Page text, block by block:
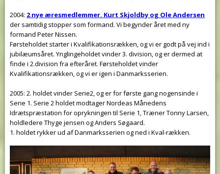
2004: 2 nye æresmedlemmer. Kurt Skjoldby og Ole Andersen
der samtidig stopper som formand. Vi begynder året med ny
formand Peter Nissen.
Førsteholdet starter i Kvalifikationsrækken, og vi er godt på vej ind i
jubilæumsåret. Ynglingeholdet vinder 3. division, og er dermed at
finde i 2.division fra efteråret. Førsteholdet vinder
Kvalifikationsrækken, og vi er igen i Danmarksserien.
2005: 2. holdet vinder Serie2, og er for første gang nogensinde i
Serie 1. Serie 2 holdet modtager Nordeas Månedens
Idrætspræstation for oprykningen til Serie 1, Træner Tonny Larsen,
holdledere Thyge jensen og Anders Søgaard.
1. holdet rykker ud af Danmarksserien og ned i Kval-rækken.